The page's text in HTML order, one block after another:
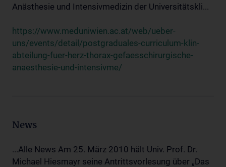
Anästhesie und Intensivmedizin der Universitätskli...
https://www.meduniwien.ac.at/web/ueber-
uns/events/detail/postgraduales-curriculum-klin-
abteilung-fuer-herz-thorax-gefaesschirurgische-
anaesthesie-und-intensivme/
News
...Alle News Am 25. März 2010 hält Univ. Prof. Dr.
Michael Hiesmayr seine Antrittsvorlesung über „Das